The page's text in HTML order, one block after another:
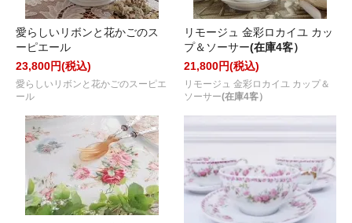
愛らしいリボンと花かごのス
ーピエール
23,800円(税込)
愛らしいリボンと花かごのスーピエ
ール
リモージュ 金彩ロカイユ カッ
プ＆ソーサー(在庫4客）
21,800円(税込)
リモージュ 金彩ロカイユ カップ＆
ソーサー(在庫4客）